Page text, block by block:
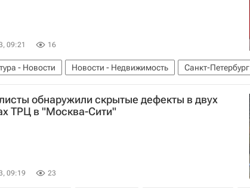
09:21 16
- Новости Новости - Недвижимость Санкт-Петербург
обнаружили скрытые дефекты в двух
ТРЦ в "Москва-Сити"
09:19 23